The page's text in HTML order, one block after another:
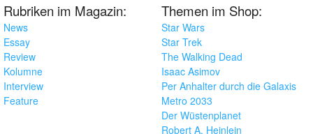
Rubriken im Magazin:
News
Essay
Review
Kolumne
Interview
Feature
Themen im Shop:
Star Wars
Star Trek
The Walking Dead
Isaac Asimov
Per Anhalter durch die Galaxis
Metro 2033
Der Wüstenplanet
Robert A. Heinlein